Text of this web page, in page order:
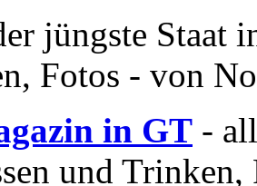
jüngste Staat
Fotos - von
in GT -
und